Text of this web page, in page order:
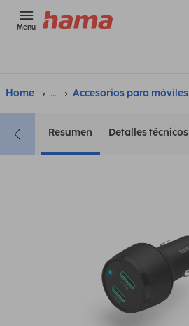
Menu
Home ... Accesorios para móviles
Resumen Detalles técnicos